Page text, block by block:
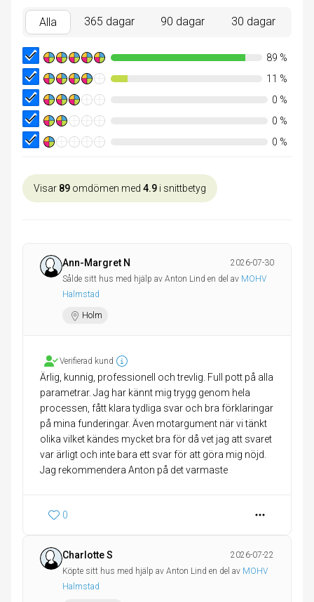
Alla 365 dagar 90 dagar 30 dagar
89 %
11 %
0 %
0 %
0 %
Visar 89 omdömen med 4.9 i snittbetyg
Ann-Margret N
2026-07-30
Sålde sitt hus med hjälp av Anton Lind en del av MOHV
Halmstad
Holm
Verifierad kund
Ärlig, kunnig, professionell och trevlig. Full pott på alla
parametrar. Jag har kännt mig trygg genom hela
processen, fått klara tydliga svar och bra förklaringar
på mina funderingar. Även motargument när vi tänkt
olika vilket kändes mycket bra för då vet jag att svaret
var ärligt och inte bara ett svar för att göra mig nöjd.
Jag rekommendera Anton på det varmaste
0
Charlotte S
2026-07-22
Köpte sitt hus med hjälp av Anton Lind en del av MOHV
Halmstad